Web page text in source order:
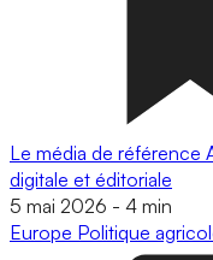
Le média de référence
digitale et éditoriale
5 mai 2026 - 4 min
Europe Politique